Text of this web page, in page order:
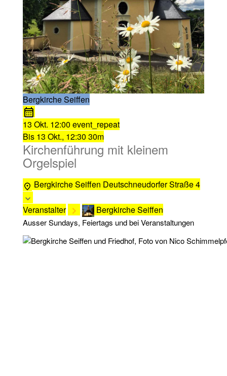
Bergkirche Seiffen
13 Okt. 12:00 event_repeat
Bis 13 Okt., 12:30 30m
Kirchenführung mit kleinem
Orgelspiel
Bergkirche Seiffen Deutschneudorfer Straße 4
Veranstalter Bergkirche Seiffen
Ausser Sundays, Feiertags und bei Veranstaltungen